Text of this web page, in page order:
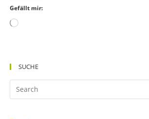
Gefällt mir:
Wird
SUCHE